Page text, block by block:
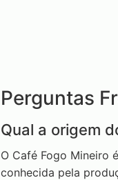
Perguntas
Qual a origem
O Café Fogo Mineiro
conhecida pela